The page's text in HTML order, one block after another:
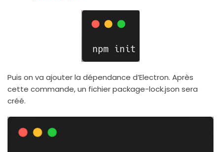
Puis on va ajouter la dépendance d’Electron. Après
cette commande, un fichier package-lock.json sera
créé.